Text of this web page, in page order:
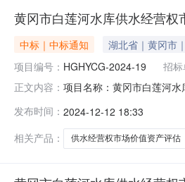
黄冈市白莲河水库供水经营权
中标｜中标通知 湖北省｜黄冈市
项目编号： HGHYCG-2024-19 招标
正文内容： 项目名称：黄冈市白莲河
发布时间： 2024-12-12 18:33
相关产品：
供水经营权市场价值资产评估